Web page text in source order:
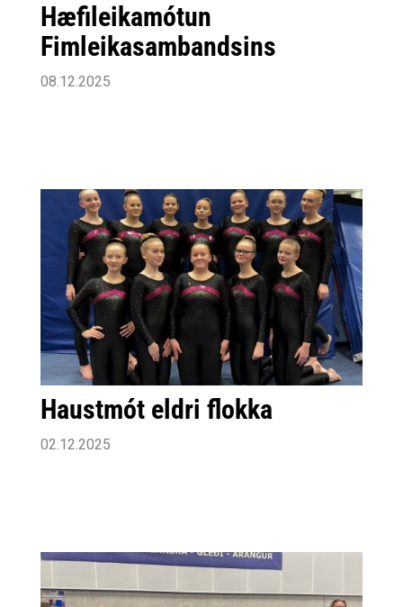
Hæfileikamótun
Fimleikasambandsins
08.12.2025
Haustmót eldri flokka
02.12.2025